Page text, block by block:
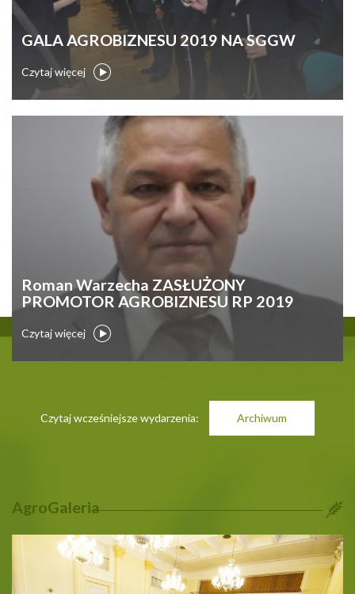
GALA AGROBIZNESU 2019 NA SGGW
Czytaj więcej
Roman Warzecha ZASŁUŻONY
PROMOTOR AGROBIZNESU RP 2019
Czytaj więcej
Czytaj wcześniejsze wydarzenia: Archiwum
AgroGaleria